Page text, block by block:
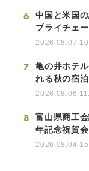
6
中国と米国
プライチェ
2026.08.07
7
亀の井ホテ
れる秋の宿
2026.08.06
8
富山県商工
年記念祝賀
2026.08.04